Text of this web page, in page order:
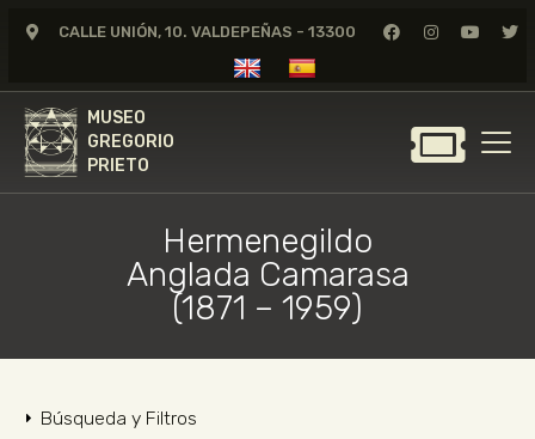
CALLE UNIÓN, 10. VALDEPEÑAS - 13300
MUSEO
GREGORIO
PRIETO
MUSEO
GREGORIO
GREGORIO PRIETO
MUSEO
ARCHIVO
CERTAMEN DE DIBUJO
NOTICIAS
Hermenegildo
Anglada Camarasa
(1871 – 1959)
Búsqueda y Filtros